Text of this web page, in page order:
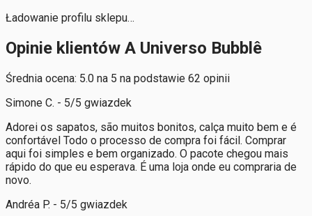
Ładowanie profilu sklepu…
Opinie klientów A Universo Bubblê
Średnia ocena: 5.0 na 5 na podstawie 62 opinii
Simone C. - 5/5 gwiazdek
Adorei os sapatos, são muitos bonitos, calça muito bem e é
confortável Todo o processo de compra foi fácil. Comprar
aqui foi simples e bem organizado. O pacote chegou mais
rápido do que eu esperava. É uma loja onde eu compraria de
novo.
Andréa P. - 5/5 gwiazdek